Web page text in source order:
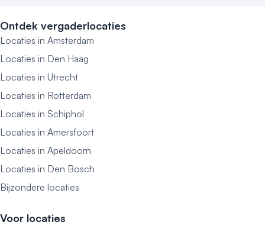
Ontdek vergaderlocaties
Locaties in Amsterdam
Locaties in Den Haag
Locaties in Utrecht
Locaties in Rotterdam
Locaties in Schiphol
Locaties in Amersfoort
Locaties in Apeldoorn
Locaties in Den Bosch
Bijzondere locaties
Voor locaties